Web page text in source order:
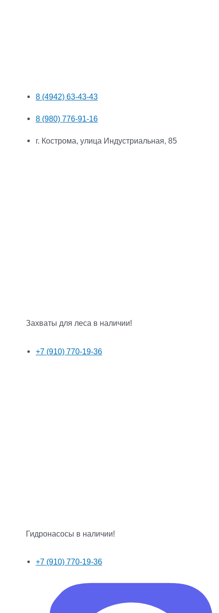
8 (4942) 63-43-43
8 (980) 776-91-16
г. Кострома, улица Индустриальная, 85
Захваты для леса в наличии!
+7 (910) 770-19-36
Гидронасосы в наличии!
+7 (910) 770-19-36